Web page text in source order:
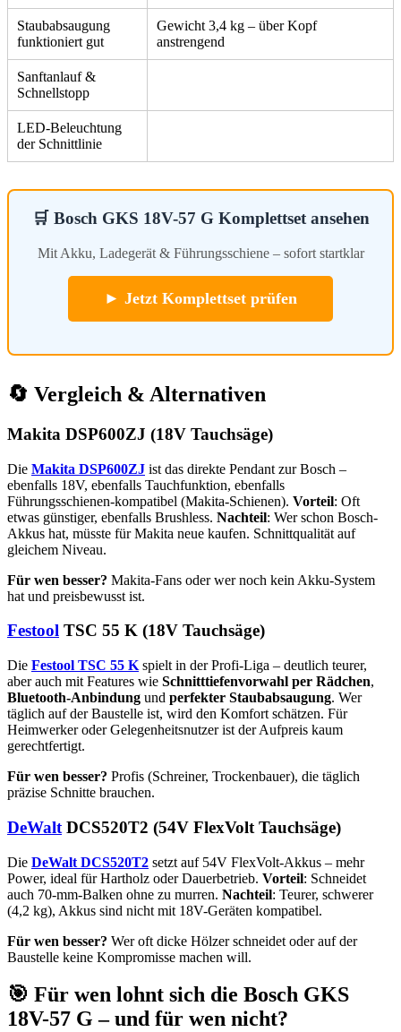
Staubabsaugung
funktioniert gut
Gewicht 3,4 kg – über Kopf
anstrengend
Sanftanlauf &
Schnellstopp
LED-Beleuchtung
der Schnittlinie
🛒 Bosch GKS 18V-57 G Komplettset ansehen
Mit Akku, Ladegerät & Führungsschiene – sofort startklar
► Jetzt Komplettset prüfen
🔄 Vergleich & Alternativen
Makita DSP600ZJ (18V Tauchsäge)
Die Makita DSP600ZJ ist das direkte Pendant zur Bosch –
ebenfalls 18V, ebenfalls Tauchfunktion, ebenfalls
Führungsschienen-kompatibel (Makita-Schienen). Vorteil: Oft
etwas günstiger, ebenfalls Brushless. Nachteil: Wer schon Bosch-
Akkus hat, müsste für Makita neue kaufen. Schnittqualität auf
gleichem Niveau.
Für wen besser? Makita-Fans oder wer noch kein Akku-System
hat und preisbewusst ist.
Festool TSC 55 K (18V Tauchsäge)
Die Festool TSC 55 K spielt in der Profi-Liga – deutlich teurer,
aber auch mit Features wie Schnitttiefenvorwahl per Rädchen,
Bluetooth-Anbindung und perfekter Staubabsaugung. Wer
täglich auf der Baustelle ist, wird den Komfort schätzen. Für
Heimwerker oder Gelegenheitsnutzer ist der Aufpreis kaum
gerechtfertigt.
Für wen besser? Profis (Schreiner, Trockenbauer), die täglich
präzise Schnitte brauchen.
DeWalt DCS520T2 (54V FlexVolt Tauchsäge)
Die DeWalt DCS520T2 setzt auf 54V FlexVolt-Akkus – mehr
Power, ideal für Hartholz oder Dauerbetrieb. Vorteil: Schneidet
auch 70-mm-Balken ohne zu murren. Nachteil: Teurer, schwerer
(4,2 kg), Akkus sind nicht mit 18V-Geräten kompatibel.
Für wen besser? Wer oft dicke Hölzer schneidet oder auf der
Baustelle keine Kompromisse machen will.
🎯 Für wen lohnt sich die Bosch GKS
18V-57 G – und für wen nicht?